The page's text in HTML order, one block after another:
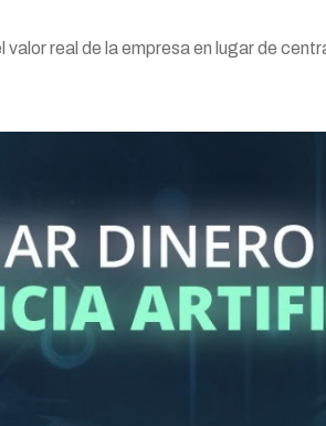
real de la empresa en lugar de